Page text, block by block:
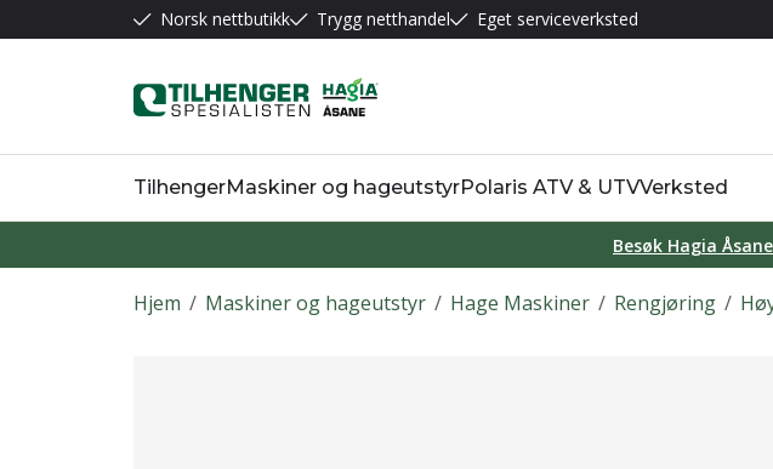
Norsk nettbutikk Trygg netthandel Eget serviceverksted
TilhengerMaskiner og hageutstyrPolaris ATV & UTVVerksted
Besøk Hagia Åsane
/
Hjem /
Maskiner og hageutstyr /
Hage Maskiner /
Rengjøring